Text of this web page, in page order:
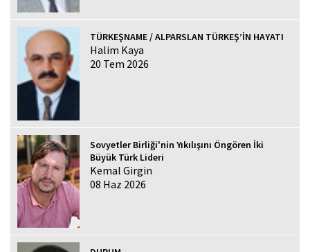
TÜRKEŞNAME / ALPARSLAN TÜRKEŞ’İN HAYATI
Halim Kaya
20 Tem 2026
Sovyetler Birliği'nin Yıkılışını Öngören İki
Büyük Türk Lideri
Kemal Girgin
08 Haz 2026